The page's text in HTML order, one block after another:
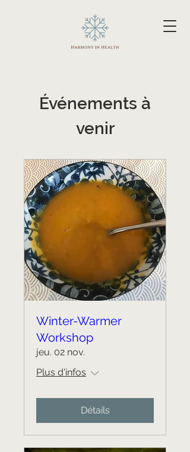
Événements à
venir
Winter-Warmer
Workshop
jeu. 02 nov.
Plus d'infos
Détails